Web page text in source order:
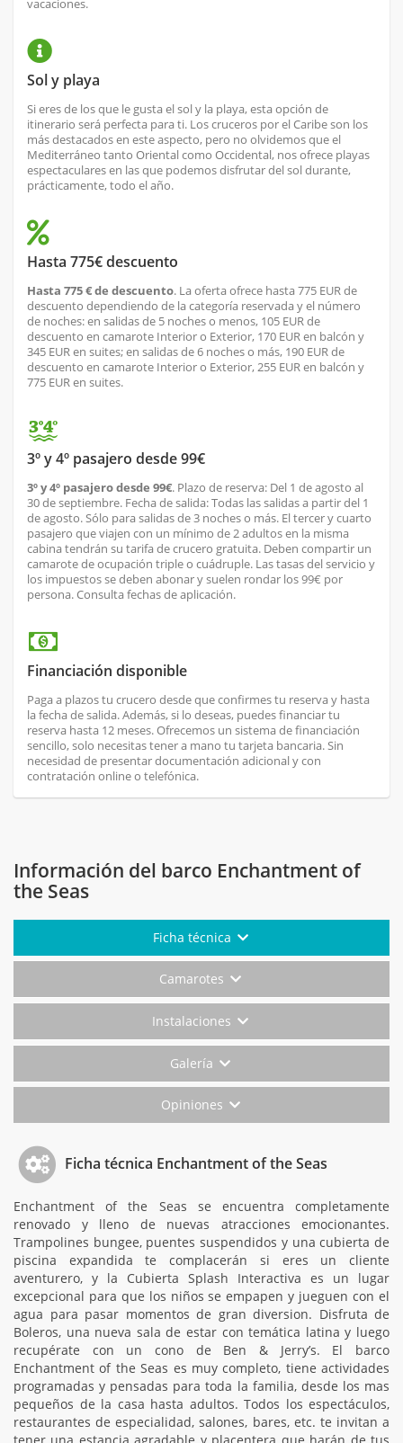
vacaciones.
Sol y playa
Si eres de los que le gusta el sol y la playa, esta opción de
itinerario será perfecta para ti. Los cruceros por el Caribe son los
más destacados en este aspecto, pero no olvidemos que el
Mediterráneo tanto Oriental como Occidental, nos ofrece playas
espectaculares en las que podemos disfrutar del sol durante,
prácticamente, todo el año.
Hasta 775€ descuento
Hasta 775 € de descuento. La oferta ofrece hasta 775 EUR de
descuento dependiendo de la categoría reservada y el número
de noches: en salidas de 5 noches o menos, 105 EUR de
descuento en camarote Interior o Exterior, 170 EUR en balcón y
345 EUR en suites; en salidas de 6 noches o más, 190 EUR de
descuento en camarote Interior o Exterior, 255 EUR en balcón y
775 EUR en suites.
3º y 4º pasajero desde 99€
3º y 4º pasajero desde 99€. Plazo de reserva: Del 1 de agosto al
30 de septiembre. Fecha de salida: Todas las salidas a partir del 1
de agosto. Sólo para salidas de 3 noches o más. El tercer y cuarto
pasajero que viajen con un mínimo de 2 adultos en la misma
cabina tendrán su tarifa de crucero gratuita. Deben compartir un
camarote de ocupación triple o cuádruple. Las tasas del servicio y
los impuestos se deben abonar y suelen rondar los 99€ por
persona. Consulta fechas de aplicación.
Financiación disponible
Paga a plazos tu crucero desde que confirmes tu reserva y hasta
la fecha de salida. Además, si lo deseas, puedes financiar tu
reserva hasta 12 meses. Ofrecemos un sistema de financiación
sencillo, solo necesitas tener a mano tu tarjeta bancaria. Sin
necesidad de presentar documentación adicional y con
contratación online o telefónica.
Información del barco Enchantment of
the Seas
Ficha técnica
Camarotes
Instalaciones
Galería
Opiniones
Ficha técnica Enchantment of the Seas
Enchantment of the Seas se encuentra completamente
renovado y lleno de nuevas atracciones emocionantes.
Trampolines bungee, puentes suspendidos y una cubierta de
piscina expandida te complacerán si eres un cliente
aventurero, y la Cubierta Splash Interactiva es un lugar
excepcional para que los niños se empapen y jueguen con el
agua para pasar momentos de gran diversion. Disfruta de
Boleros, una nueva sala de estar con temática latina y luego
recupérate con un cono de Ben & Jerry’s. El barco
Enchantment of the Seas es muy completo, tiene actividades
programadas y pensadas para toda la familia, desde los mas
pequeños de la casa hasta adultos. Todos los espectáculos,
restaurantes de especialidad, salones, bares, etc. te invitan a